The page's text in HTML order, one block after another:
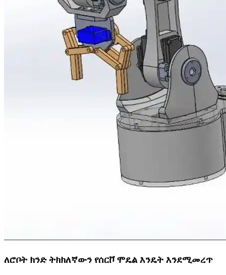
ለሮቦት ክንድ ትክክለኛውን የሰርቮ ሞዴል እንዴት እንደሚመረጥ